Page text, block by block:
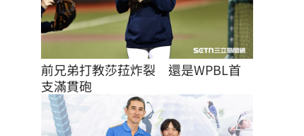
前兄弟打教莎菈炸裂　還是WPBL首
支滿貫砲